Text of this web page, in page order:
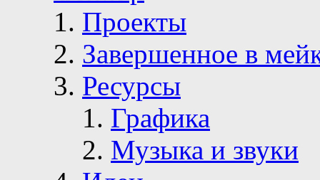
Проекты
Завершенное в
Ресурсы
Графика
Музыка и звуки